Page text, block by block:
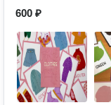
600 ₽